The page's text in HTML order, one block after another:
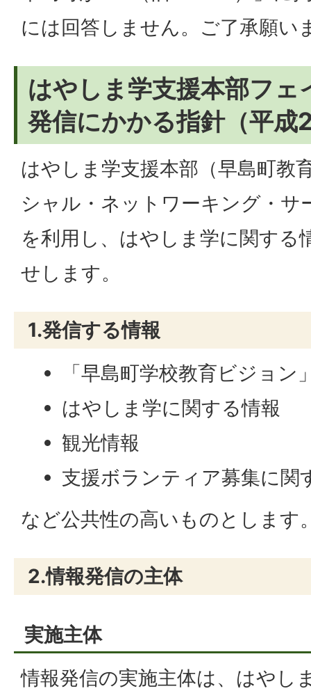
には回答しません。ご了承願い
はやしま学支援本部フェ
発信にかかる指針（平成
はやしま学支援本部（早島町教
シャル・ネットワーキング・サ
を利用し、はやしま学に関する
せします。
1.発信する情報
「早島町学校教育ビジョン
はやしま学に関する情報
観光情報
支援ボランティア募集に関
など公共性の高いものとします
2.情報発信の主体
実施主体
情報発信の実施主体は、はやし